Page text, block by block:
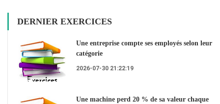
DERNIER EXERCICES
Une entreprise compte ses employés selon leur
catégorie
2026-07-30 21:22:19
Une machine perd 20 % de sa valeur chaque